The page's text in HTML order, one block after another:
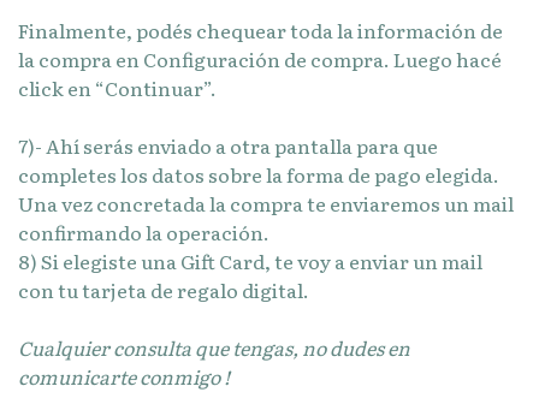
Finalmente, podés chequear toda la información de
la compra en Configuración de compra. Luego hacé
click en “Continuar”.
7)- Ahí serás enviado a otra pantalla para que
completes los datos sobre la forma de pago elegida.
Una vez concretada la compra te enviaremos un mail
confirmando la operación.
8) Si elegiste una Gift Card, te voy a enviar un mail
con tu tarjeta de regalo digital.
Cualquier consulta que tengas, no dudes en
comunicarte conmigo !